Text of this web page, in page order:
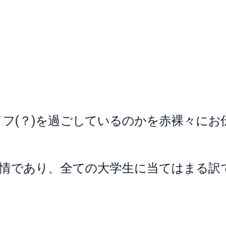
(？)を過ごしているのかを赤裸々にお
であり、全ての大学生に当てはまる訳